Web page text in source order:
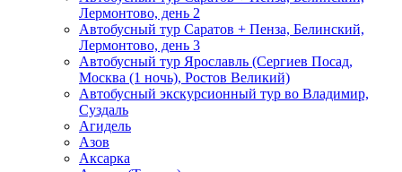
Лермонтово, день 2
Автобусный тур Саратов + Пенза, Белинский,
Лермонтово, день 3
Автобусный тур Ярославль (Сергиев Посад,
Москва (1 ночь), Ростов Великий)
Автобусный экскурсионный тур во Владимир,
Суздаль
Агидель
Азов
Аксарка